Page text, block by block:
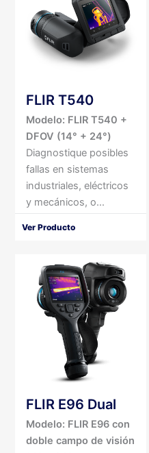
FLIR T540
Modelo: FLIR T540 +
DFOV (14° + 24°)
Diagnostique posibles
fallas en sistemas
industriales, eléctricos
y mecánicos, o...
Ver Producto
FLIR E96 Dual
Modelo: FLIR E96 con
doble campo de visión